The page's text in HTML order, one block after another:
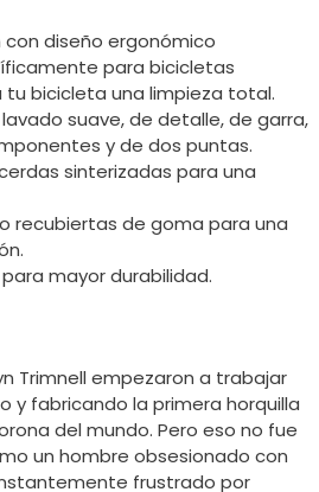
diseño ergonómico
para bicicletas
tu bicicleta una limpieza total.
suave, de detalle, de garra,
y de dos puntas.
sinterizadas para una
recubiertas de goma para una
mayor durabilidad.
Trimnell empezaron a trabajar
y fabricando la primera horquilla
del mundo. Pero eso no fue
un hombre obsesionado con
frustrado por